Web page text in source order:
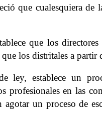
que cualesquiera de
que los directores
los distritales a partir
ley, establece un
profesionales en las
un proceso de